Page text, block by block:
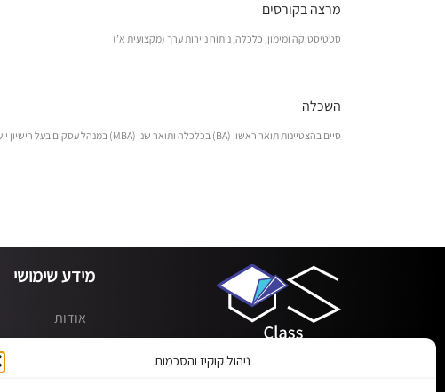
ניהול קוקיז והסכמות
מרצה בקורסים
סטטיסטיקה ומימון, כלכלה, ניתוח ניירות ערך (מקצועית א’)
השכלה
סיים בהצטיינות תואר ראשון (BA) בכלכלה ותואר שני (MBA) במנהל עסקים בעל רישיון ייעוץ השקעות.
מידע שימושי
אודות